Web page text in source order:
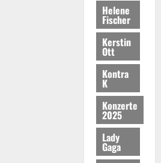
Helene
Fischer
Kerstin
Ott
Kontra
K
Konzerte
2025
Lady
Gaga